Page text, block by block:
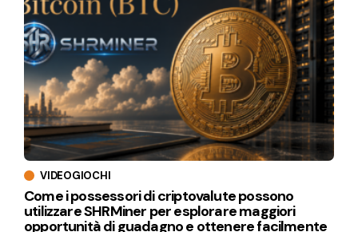
VIDEOGIOCHI
Come i possessori di criptovalute possono
utilizzare SHRMiner per esplorare maggiori
opportunità di guadagno e ottenere facilmente